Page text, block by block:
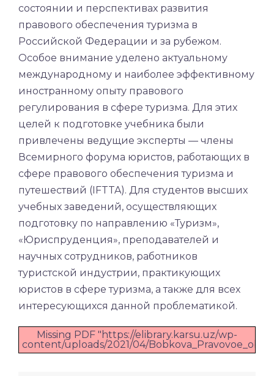
состоянии и перспективах развития
правового обеспечения туризма в
Российской Федерации и за рубежом.
Особое внимание уделено актуальному
международному и наиболее эффективному
иностранному опыту правового
регулирования в сфере туризма. Для этих
целей к подготовке учебника были
привлечены ведущие эксперты — члены
Всемирного форума юристов, работающих в
сфере правового обеспечения туризма и
путешествий (IFTTA). Для студентов высших
учебных заведений, осуществляющих
подготовку по направлению «Туризм»,
«Юриспруденция», преподавателей и
научных сотрудников, работников
туристской индустрии, практикующих
юристов в сфере туризма, а также для всех
интересующихся данной проблематикой.
Missing PDF "https://elibrary.karsu.uz/wp-
content/uploads/2021/04/